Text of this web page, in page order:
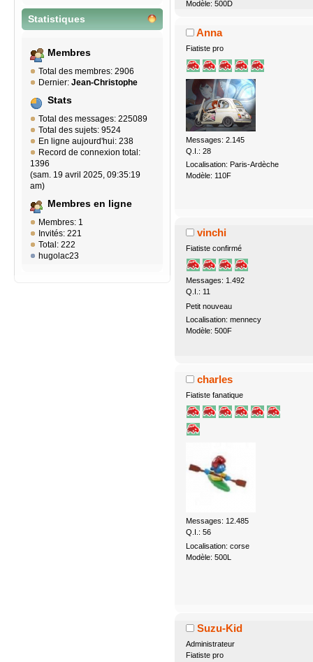
Statistiques
Membres
Total des membres: 2906
Dernier: Jean-Christophe
Stats
Total des messages: 225089
Total des sujets: 9524
En ligne aujourd'hui: 238
Record de connexion total:
1396
(sam. 19 avril 2025, 09:35:19
am)
Membres en ligne
Membres: 1
Invités: 221
Total: 222
hugolac23
Modèle: 500D
Anna
Fiatiste pro
Messages: 2.145
Q.I.: 28
Localisation: Paris-Ardèche
Modèle: 110F
vinchi
Fiatiste confirmé
Messages: 1.492
Q.I.: 11
Petit nouveau
Localisation: mennecy
Modèle: 500F
charles
Fiatiste fanatique
Messages: 12.485
Q.I.: 56
Localisation: corse
Modèle: 500L
Suzu-Kid
Administrateur
Fiatiste pro